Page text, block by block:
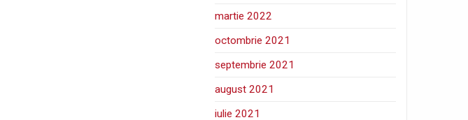
martie 2022
octombrie 2021
septembrie 2021
august 2021
iulie 2021